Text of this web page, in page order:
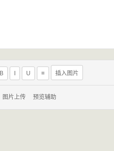
B U ≡ 插入图片
图片上传 预览辅助